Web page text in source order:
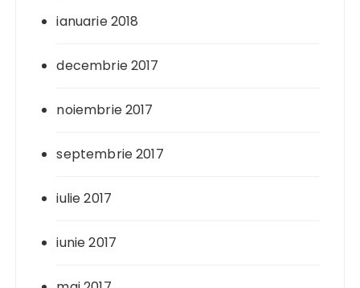
ianuarie 2018
decembrie 2017
noiembrie 2017
septembrie 2017
iulie 2017
iunie 2017